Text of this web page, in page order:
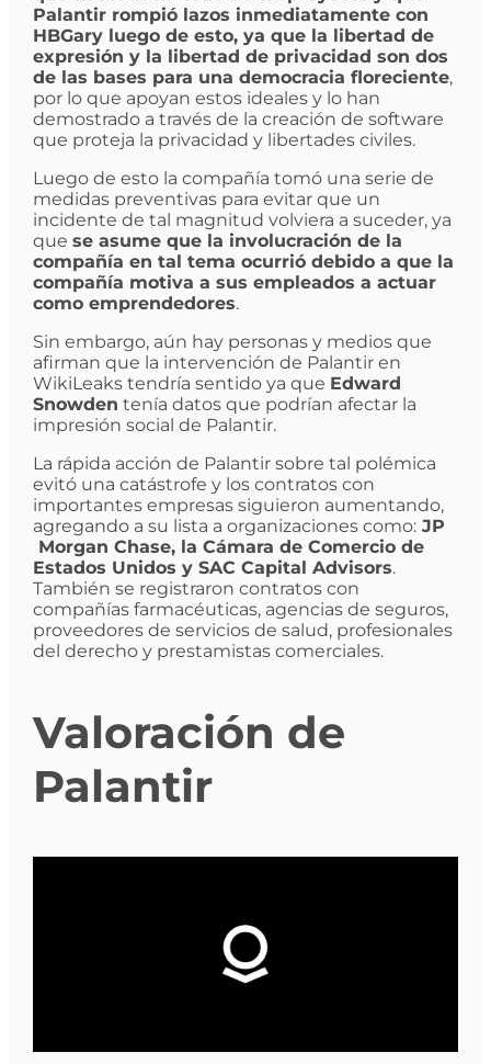
Palantir rompió lazos inmediatamente con
HBGary luego de esto, ya que la libertad de
expresión y la libertad de privacidad son dos
de las bases para una democracia floreciente,
por lo que apoyan estos ideales y lo han
demostrado a través de la creación de software
que proteja la privacidad y libertades civiles.
Luego de esto la compañía tomó una serie de
medidas preventivas para evitar que un
incidente de tal magnitud volviera a suceder, ya
que se asume que la involucración de la
compañía en tal tema ocurrió debido a que la
compañía motiva a sus empleados a actuar
como emprendedores.
Sin embargo, aún hay personas y medios que
afirman que la intervención de Palantir en
WikiLeaks tendría sentido ya que Edward
Snowden tenía datos que podrían afectar la
impresión social de Palantir.
La rápida acción de Palantir sobre tal polémica
evitó una catástrofe y los contratos con
importantes empresas siguieron aumentando,
agregando a su lista a organizaciones como:JP
Morgan Chase, la Cámara de Comercio de
Estados Unidos y SAC Capital Advisors.
También se registraron contratos con
compañías farmacéuticas, agencias de seguros,
proveedores de servicios de salud, profesionales
del derecho y prestamistas comerciales.
Valoración de
Palantir